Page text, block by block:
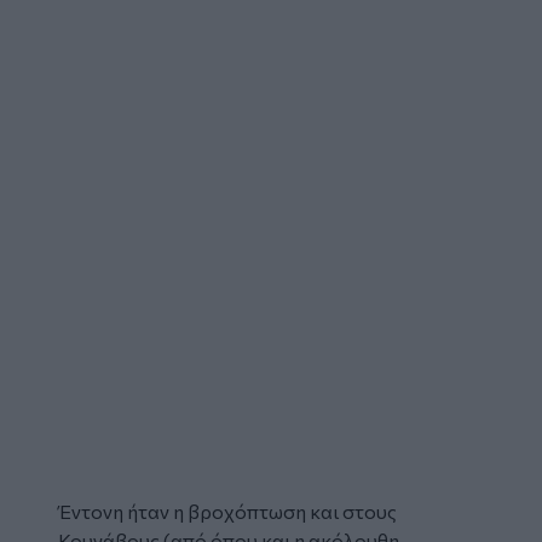
Έντονη ήταν η βροχόπτωση και στους